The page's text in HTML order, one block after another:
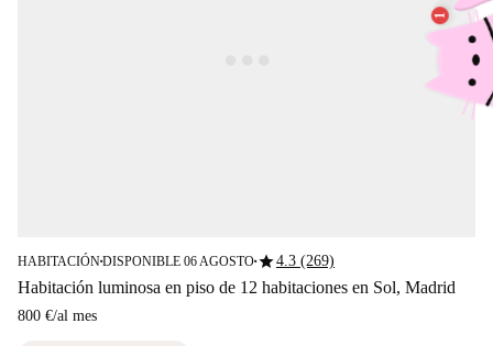
HABITACIÓN■DISPONIBLE 06 AGOSTO■star4.3 (269)
Habitación luminosa en piso de 12 habitaciones en Sol, Madrid
800 €/al mes